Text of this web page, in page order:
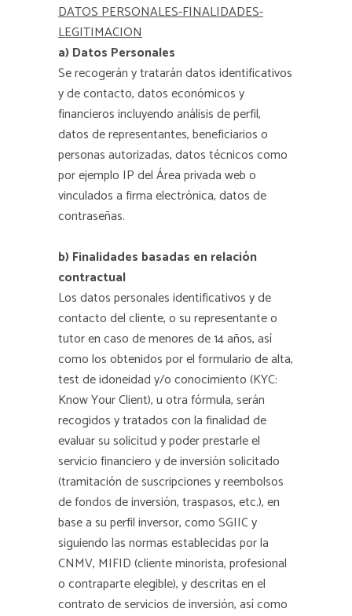
DATOS PERSONALES-FINALIDADES-
LEGITIMACION
a) Datos Personales
Se recogerán y tratarán datos identificativos
y de contacto, datos económicos y
financieros incluyendo análisis de perfil,
datos de representantes, beneficiarios o
personas autorizadas, datos técnicos como
por ejemplo IP del Área privada web o
vinculados a firma electrónica, datos de
contraseñas.
b) Finalidades basadas en relación
contractual
Los datos personales identificativos y de
contacto del cliente, o su representante o
tutor en caso de menores de 14 años, así
como los obtenidos por el formulario de alta,
test de idoneidad y/o conocimiento (KYC:
Know Your Client), u otra fórmula, serán
recogidos y tratados con la finalidad de
evaluar su solicitud y poder prestarle el
servicio financiero y de inversión solicitado
(tramitación de suscripciones y reembolsos
de fondos de inversión, traspasos, etc.), en
base a su perfil inversor, como SGIIC y
siguiendo las normas establecidas por la
CNMV, MIFID (cliente minorista, profesional
o contraparte elegible), y descritas en el
contrato de servicios de inversión, así como